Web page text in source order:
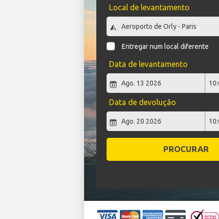
Local de levantamento
Entregar num local diferente
Data de levantamento
Data de devolução
PROCURAR